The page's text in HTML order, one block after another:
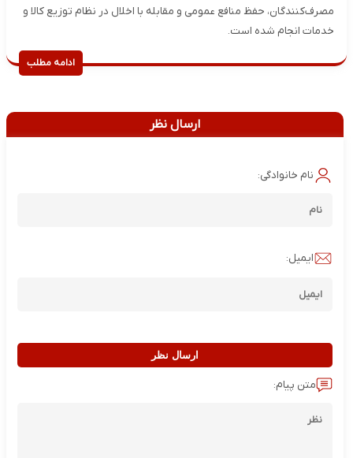
مصرف‌کنندگان، حفظ منافع عمومی و مقابله با اخلال در نظام توزیع کالا و
خدمات انجام شده است.
ادامه مطلب
ارسال نظر
نام خانوادگی:
ایمیل:
ارسال نظر
متن پیام: